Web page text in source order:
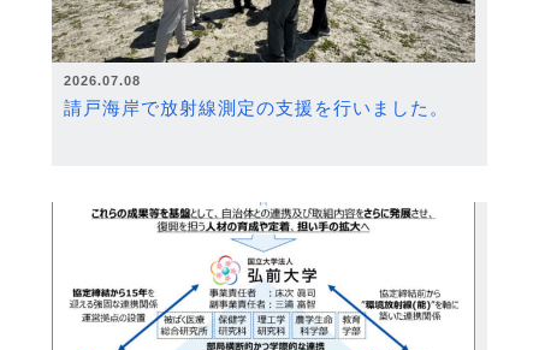
2026.07.08
請戸海岸で放射線測定の支援を行いました。